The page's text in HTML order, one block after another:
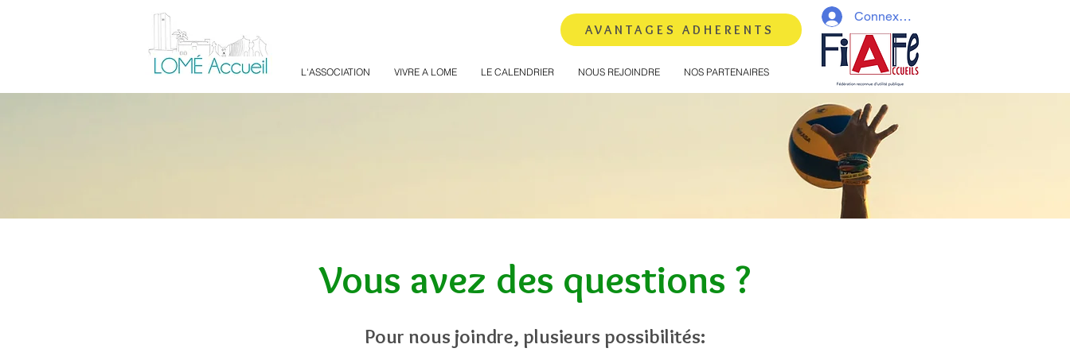
L'ASSOCIATION VIVRE A LOME LE CALENDRIER NOUS REJOINDRE NOS PARTENAIRES
Connexion
AVANTAGES ADHERENTS
Vous avez des questions ?
Pour nous joindre, plusieurs possibilités: